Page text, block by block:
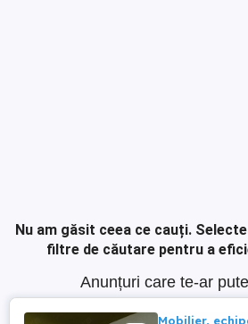
Nu am găsit ceea ce cauți.
filtre de căutare pentru a
Anunțuri care te-ar
Mobilier,